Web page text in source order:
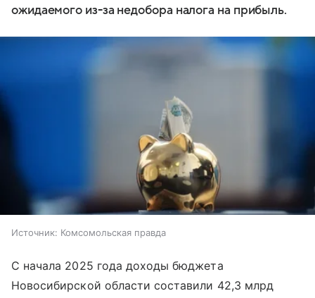
ожидаемого из-за недобора налога на прибыль.
Источник: Комсомольская правда
С начала 2025 года доходы бюджета
Новосибирской области составили 42,3 млрд